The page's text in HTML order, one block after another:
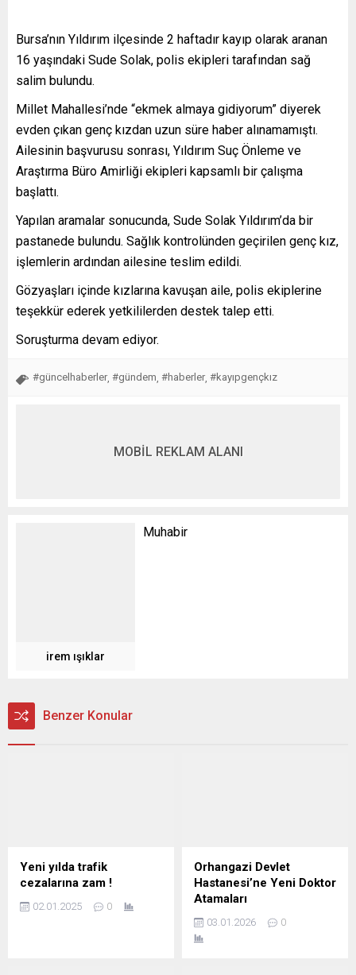
Bursa’nın Yıldırım ilçesinde 2 haftadır kayıp olarak aranan
16 yaşındaki Sude Solak, polis ekipleri tarafından sağ
salim bulundu.
Millet Mahallesi’nde “ekmek almaya gidiyorum” diyerek
evden çıkan genç kızdan uzun süre haber alınamamıştı.
Ailesinin başvurusu sonrası, Yıldırım Suç Önleme ve
Araştırma Büro Amirliği ekipleri kapsamlı bir çalışma
başlattı.
Yapılan aramalar sonucunda, Sude Solak Yıldırım’da bir
pastanede bulundu. Sağlık kontrolünden geçirilen genç kız,
işlemlerin ardından ailesine teslim edildi.
Gözyaşları içinde kızlarına kavuşan aile, polis ekiplerine
teşekkür ederek yetkililerden destek talep etti.
Soruşturma devam ediyor.
#güncelhaberler, #gündem, #haberler, #kayıpgençkız
MOBİL REKLAM ALANI
irem ışıklar
Muhabir
Benzer Konular
Yeni yılda trafik
cezalarına zam !
02.01.2025 0
Orhangazi Devlet
Hastanesi’ne Yeni Doktor
Atamaları
03.01.2026 0